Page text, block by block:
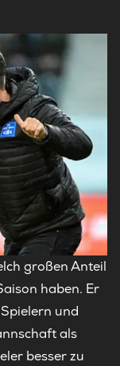
großen Anteil
haben. Er
und
als
besser zu